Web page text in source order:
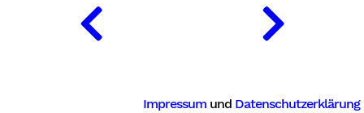
Impressum und Datenschutzerklärung